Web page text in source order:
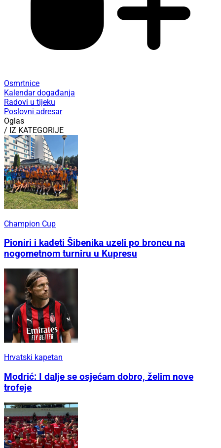
Osmrtnice
Kalendar događanja
Radovi u tijeku
Poslovni adresar
Oglas
/ IZ KATEGORIJE
Champion Cup
Pioniri i kadeti Šibenika uzeli po broncu na
nogometnom turniru u Kupresu
Hrvatski kapetan
Modrić: I dalje se osjećam dobro, želim nove
trofeje